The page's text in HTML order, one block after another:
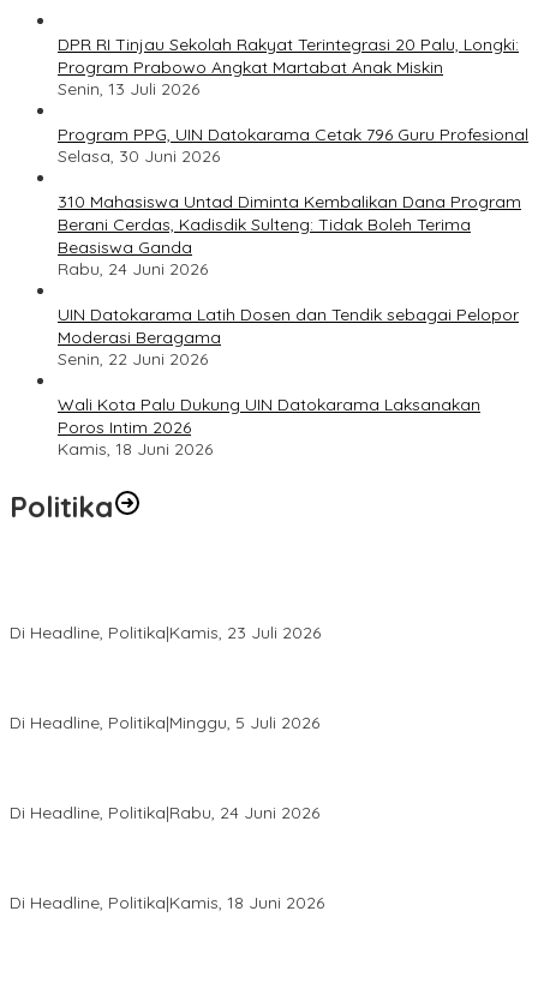
DPR RI Tinjau Sekolah Rakyat Terintegrasi 20 Palu, Longki:
Program Prabowo Angkat Martabat Anak Miskin
Senin, 13 Juli 2026
Program PPG, UIN Datokarama Cetak 796 Guru Profesional
Selasa, 30 Juni 2026
310 Mahasiswa Untad Diminta Kembalikan Dana Program
Berani Cerdas, Kadisdik Sulteng: Tidak Boleh Terima
Beasiswa Ganda
Rabu, 24 Juni 2026
UIN Datokarama Latih Dosen dan Tendik sebagai Pelopor
Moderasi Beragama
Senin, 22 Juni 2026
Wali Kota Palu Dukung UIN Datokarama Laksanakan
Poros Intim 2026
Kamis, 18 Juni 2026
Politika
Di Headline, Politika|Kamis, 23 Juli 2026
Di Headline, Politika|Minggu, 5 Juli 2026
Di Headline, Politika|Rabu, 24 Juni 2026
Di Headline, Politika|Kamis, 18 Juni 2026